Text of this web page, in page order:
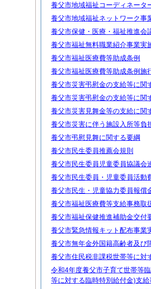
養父市地域福祉コーディネータ
養父市地域福祉ネットワーク事
養父市保健・医療・福祉推進会
養父市福祉無料職業紹介事業実
養父市福祉医療費等助成条例
養父市福祉医療費等助成条例施
養父市災害弔慰金の支給等に関
養父市災害弔慰金の支給等に関
養父市災害見舞金等の支給に関
養父市災害に伴う施設入所等負
養父市弔慰見舞に関する要綱
養父市民生委員推薦会規則
養父市民生委員児童委員協議会
養父市民生委員・児童委員活動
養父市民生・児童協力委員報償
養父市福祉医療費等支給事務取
養父市福祉保健推進補助金交付
養父市緊急情報キット配布事業
養父市無年金外国籍高齢者及び
養父市住民税非課税世帯等に対
令和4年度養父市子育て世帯等
等に対する臨時特別給付金)支給